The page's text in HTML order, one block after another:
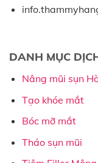
DANH MỤC
Nâng mũi sụn
Tạo khóe mắt
Bóc mỡ mắt
Tháo sụn mũi